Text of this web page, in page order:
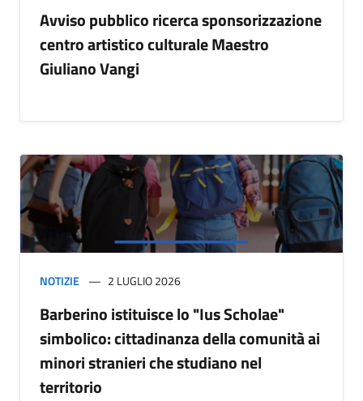
Avviso pubblico ricerca sponsorizzazione
centro artistico culturale Maestro
Giuliano Vangi
NOTIZIE 2 LUGLIO 2026
Barberino istituisce lo "Ius Scholae"
simbolico: cittadinanza della comunità ai
minori stranieri che studiano nel
territorio